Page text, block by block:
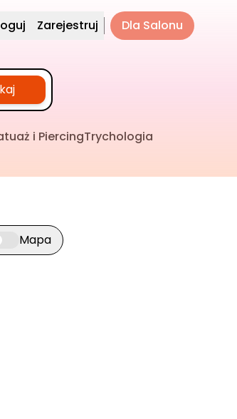
Zarejestruj Dla Salonu
i PiercingTrychologia
widok mapy
Mapa